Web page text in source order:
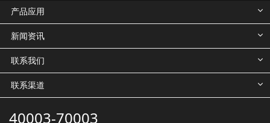
产品应用
新闻资讯
联系我们
联系渠道
40003-70003